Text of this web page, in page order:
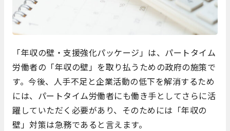
「年収の壁・支援強化パッケージ」は、パートタイム
労働者の「年収の壁」を取り払うための政府の施策で
す。今後、人手不足と企業活動の低下を解消するため
には、パートタイム労働者にも働き手としてさらに活
躍していただく必要があり、そのためには「年収の
壁」対策は急務であると言えます。